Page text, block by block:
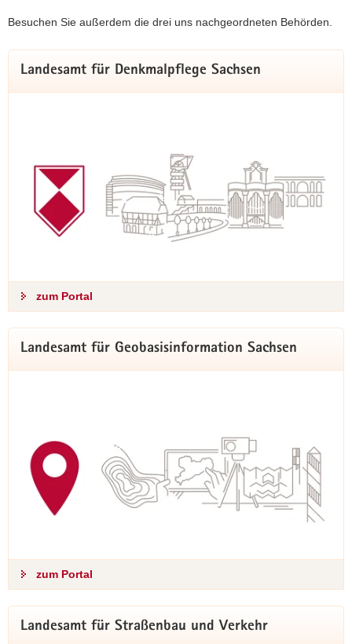
Besuchen Sie außerdem die drei uns nachgeordneten Behörden.
Landesamt für Denkmalpflege Sachsen
zum Portal
Landesamt für Geobasisinformation Sachsen
zum Portal
Landesamt für Straßenbau und Verkehr